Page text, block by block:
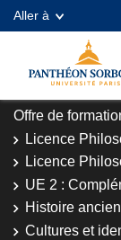
Aller à
Offre de
Licence
Licence
UE 2 :
Histoire
Cultures et